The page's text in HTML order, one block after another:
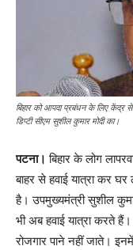
बिहार को आपदा प्रबंधन के लिए केंद्र
डिप्टी सीएम सुशील कुमार मोदी का।
पटना। बिहार के लोग
बाहर से हवाई यात्रा कर
है। उपमुख्यमंत्री सुशील
भी अब हवाई यात्रा करते
रोजगार पाने नहीं जाते।